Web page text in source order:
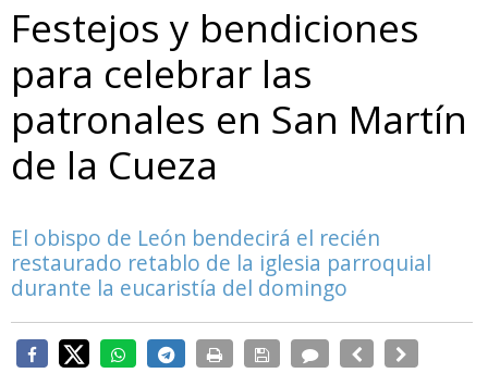
Festejos y bendiciones
para celebrar las
patronales en San Martín
de la Cueza
El obispo de León bendecirá el recién
restaurado retablo de la iglesia parroquial
durante la eucaristía del domingo